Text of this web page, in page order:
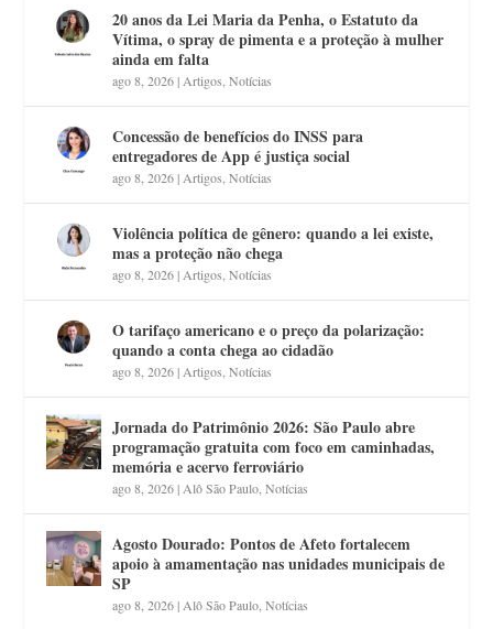
20 anos da Lei Maria da Penha, o Estatuto da
Vítima, o spray de pimenta e a proteção à mulher
ainda em falta
ago 8, 2026| Artigos ,Notícias
Concessão de benefícios do INSS para
entregadores de App é justiça social
ago 8, 2026| Artigos ,Notícias
Violência política de gênero: quando a lei existe,
mas a proteção não chega
ago 8, 2026| Artigos ,Notícias
O tarifaço americano e o preço da polarização:
quando a conta chega ao cidadão
ago 8, 2026| Artigos ,Notícias
Jornada do Patrimônio 2026: São Paulo abre
programação gratuita com foco em caminhadas,
memória e acervo ferroviário
ago 8, 2026| Alô São Paulo ,Notícias
Agosto Dourado: Pontos de Afeto fortalecem
apoio à amamentação nas unidades municipais de
SP
ago 8, 2026| Alô São Paulo ,Notícias